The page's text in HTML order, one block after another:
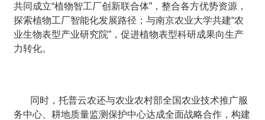
共同成立“植物智工厂创新联合体”，整合各方优势资源，
探索植物工厂智能化发展路径；与南京农业大学共建“农
业生物表型产业研究院”，促进植物表型科研成果向生产
力转化。
同时，托普云农还与农业农村部全国农业技术推广服
务中心、耕地质量监测保护中心达成全面战略合作，构建